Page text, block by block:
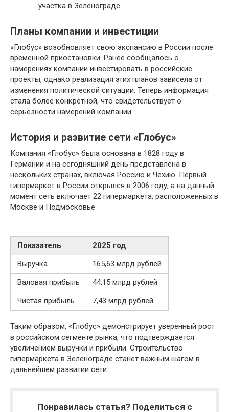
участка в Зеленограде.
Планы компании и инвестиции
«Глобус» возобновляет свою экспансию в России после
временной приостановки. Ранее сообщалось о
намерениях компании инвестировать в российские
проекты, однако реализация этих планов зависела от
изменения политической ситуации. Теперь информация
стала более конкретной, что свидетельствует о
серьезности намерений компании.
История и развитие сети «Глобус»
Компания «Глобус» была основана в 1828 году в
Германии и на сегодняшний день представлена в
нескольких странах, включая Россию и Чехию. Первый
гипермаркет в России открылся в 2006 году, а на данный
момент сеть включает 22 гипермаркета, расположенных в
Москве и Подмосковье.
Показатель
2025 год
Выручка
165,63 млрд рублей
Валовая прибыль
44,15 млрд рублей
Чистая прибыль
7,43 млрд рублей
Таким образом, «Глобус» демонстрирует уверенный рост
в российском сегменте рынка, что подтверждается
увеличением выручки и прибыли. Строительство
гипермаркета в Зеленограде станет важным шагом в
дальнейшем развитии сети.
Понравилась статья? Поделиться с